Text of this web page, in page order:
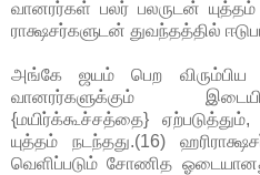
வானரர்கள் பலர் பலருடன்
ராக்ஷசர்களுடன் துவந்தத்தில்
அங்கே ஜயம் பெற விரும்பிய
வானரர்களுக்கும்
{மயிர்க்கூச்சத்தை}
யுத்தம் நடந்தது.(16)
வெளிப்படும் சோணித